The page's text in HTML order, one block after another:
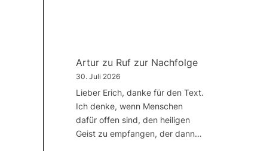
Arturzu Ruf zur Nachfolge
30. Juli 2026
Lieber Erich, danke für den Text.
Ich denke, wenn Menschen
dafür offen sind, den heiligen
Geist zu empfangen, der dann…